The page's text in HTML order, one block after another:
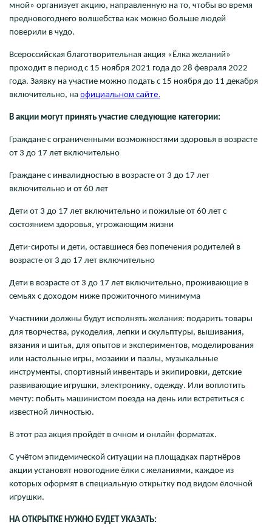
мной» организует акцию, направленную на то, чтобы во время
предновогоднего волшебства как можно больше людей
поверили в чудо.
Всероссийская благотворительная акция «Ёлка желаний»
проходит в период с 15 ноября 2021 года до 28 февраля 2022
года. Заявку на участие можно подать с 15 ноября до 11 декабря
включительно, на официальном сайте.
В акции могут принять участие следующие категории:
Граждане с ограниченными возможностями здоровья в возрасте
от 3 до 17 лет включительно
Граждане с инвалидностью в возрасте от 3 до 17 лет
включительно и от 60 лет
Дети от 3 до 17 лет включительно и пожилые от 60 лет с
состоянием здоровья, угрожающим жизни
Дети-сироты и дети, оставшиеся без попечения родителей в
возрасте от 3 до 17 лет включительно
Дети в возрасте от 3 до 17 лет включительно, проживающие в
семьях с доходом ниже прожиточного минимума
Участники должны будут исполнять желания: подарить товары
для творчества, рукоделия, лепки и скульптуры, вышивания,
вязания и шитья, для опытов и экспериментов, моделирования
или настольные игры, мозаики и пазлы, музыкальные
инструменты, спортивный инвентарь и экипировки, детские
развивающие игрушки, электронику, одежду. Или воплотить
мечту: побыть машинистом поезда на день или встретиться с
известной личностью.
В этот раз акция пройдёт в очном и онлайн форматах.
С учётом эпидемической ситуации на площадках партнёров
акции установят новогодние ёлки с желаниями, каждое из
которых оформят в специальную открытку под видом ёлочной
игрушки.
НА ОТКРЫТКЕ НУЖНО БУДЕТ УКАЗАТЬ: